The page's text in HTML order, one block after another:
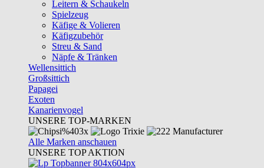
Leitern & Schaukeln
Spielzeug
Käfige & Volieren
Käfigzubehör
Streu & Sand
Näpfe & Tränken
Wellensittich
Großsittich
Papagei
Exoten
Kanarienvogel
UNSERE TOP-MARKEN
Alle Marken anschauen
UNSERE TOP AKTION